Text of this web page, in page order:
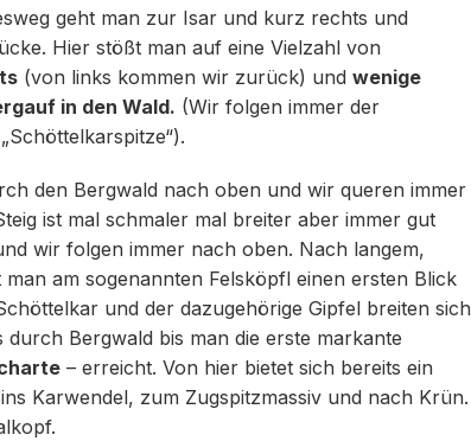
geht man zur Isar und kurz rechts und
Hier stößt man auf eine Vielzahl von
(von links kommen wir zurück) und wenige
in den Wald. (Wir folgen immer der
den Bergwald nach oben und wir queren immer
ist mal schmaler mal breiter aber immer gut
wir folgen immer nach oben. Nach langem,
am sogenannten Felsköpfl einen ersten Blick
und der dazugehörige Gipfel breiten sich
durch Bergwald bis man die erste markante
– erreicht. Von hier bietet sich bereits ein
Karwendel, zum Zugspitzmassiv und nach Krün.